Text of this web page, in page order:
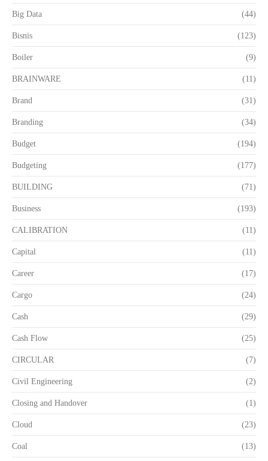
Big Data (44)
Bisnis (123)
Boiler (9)
BRAINWARE (11)
Brand (31)
Branding (34)
Budget (194)
Budgeting (177)
BUILDING (71)
Business (193)
CALIBRATION (11)
Capital (11)
Career (17)
Cargo (24)
Cash (29)
Cash Flow (25)
CIRCULAR (7)
Civil Engineering (2)
Closing and Handover (1)
Cloud (23)
Coal (13)